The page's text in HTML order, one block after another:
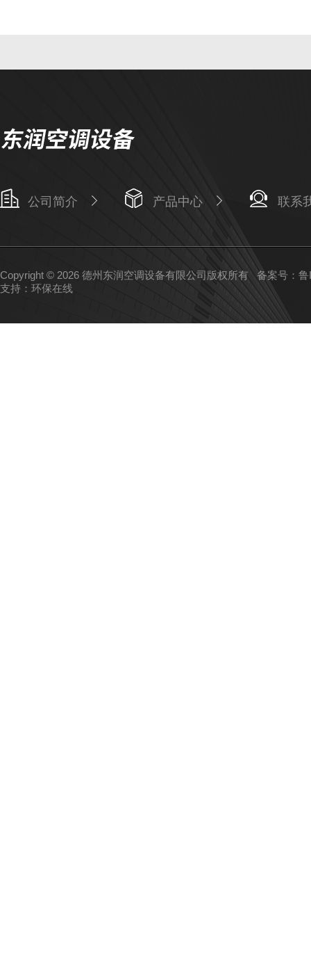
公司简介 产品中心 联系
Copyright © 2026 德州东润空调设备有限公司版权所有备案号：
支持： 环保在线